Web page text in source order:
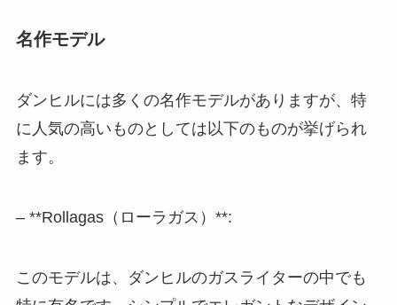
名作モデル
ダンヒルには多くの名作モデルがありますが、特
に人気の高いものとしては以下のものが挙げられ
ます。
– **Rollagas（ローラガス）**:
このモデルは、ダンヒルのガスライターの中でも